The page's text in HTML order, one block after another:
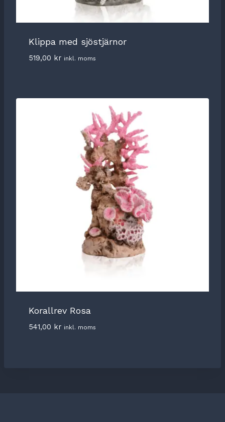
Klippa med sjöstjärnor
519,00 kr inkl. moms
Korallrev Rosa
541,00 kr inkl. moms